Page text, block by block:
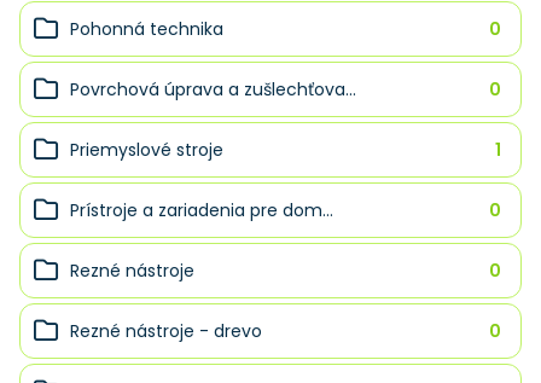
Pohonná technika 0
Povrchová úprava a zušlechťova... 0
Priemyslové stroje 1
Prístroje a zariadenia pre dom... 0
Rezné nástroje 0
Rezné nástroje - drevo 0